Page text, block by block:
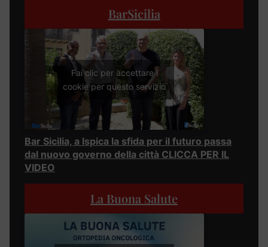
BarSicilia
Fai clic per accettare i
cookie per questo servizio
Bar Sicilia, a Ispica la sfida per il futuro passa
dal nuovo governo della città CLICCA PER IL
VIDEO
La Buona Salute